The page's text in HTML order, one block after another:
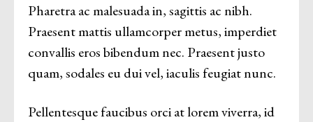
Pharetra ac malesuada in, sagittis ac nibh.
Praesent mattis ullamcorper metus, imperdiet
convallis eros bibendum nec. Praesent justo
quam, sodales eu dui vel, iaculis feugiat nunc.
Pellentesque faucibus orci at lorem viverra, id